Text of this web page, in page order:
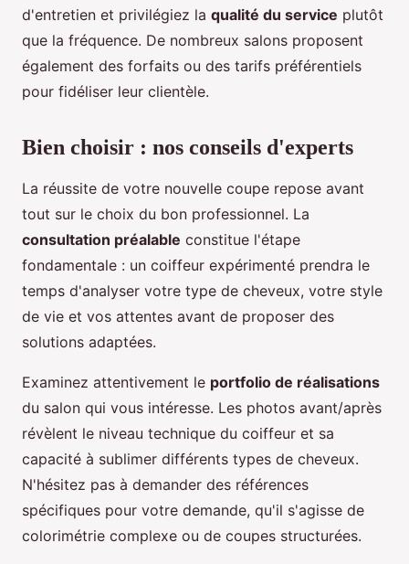
d'entretien et privilégiez la qualité du service plutôt
que la fréquence. De nombreux salons proposent
également des forfaits ou des tarifs préférentiels
pour fidéliser leur clientèle.
Bien choisir : nos conseils d'experts
La réussite de votre nouvelle coupe repose avant
tout sur le choix du bon professionnel. La
consultation préalable constitue l'étape
fondamentale : un coiffeur expérimenté prendra le
temps d'analyser votre type de cheveux, votre style
de vie et vos attentes avant de proposer des
solutions adaptées.
Examinez attentivement le portfolio de réalisations
du salon qui vous intéresse. Les photos avant/après
révèlent le niveau technique du coiffeur et sa
capacité à sublimer différents types de cheveux.
N'hésitez pas à demander des références
spécifiques pour votre demande, qu'il s'agisse de
colorimétrie complexe ou de coupes structurées.